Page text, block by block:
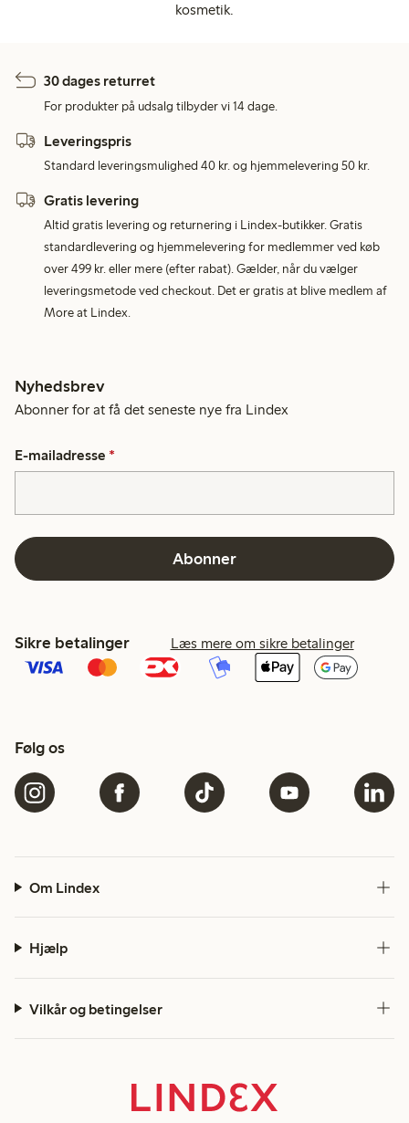
kosmetik.
30 dages returret
For produkter på udsalg tilbyder vi 14 dage.
Leveringspris
Standard leveringsmulighed 40 kr. og hjemmelevering 50 kr.
Gratis levering
Altid gratis levering og returnering i Lindex-butikker. Gratis
standardlevering og hjemmelevering for medlemmer ved køb
over 499 kr. eller mere (efter rabat). Gælder, når du vælger
leveringsmetode ved checkout. Det er gratis at blive medlem af
More at Lindex.
Nyhedsbrev
Abonner for at få det seneste nye fra Lindex
E-mailadresse *
Abonner
Sikre betalinger Læs mere om sikre betalinger
Følg os
Om Lindex
Hjælp
Vilkår og betingelser